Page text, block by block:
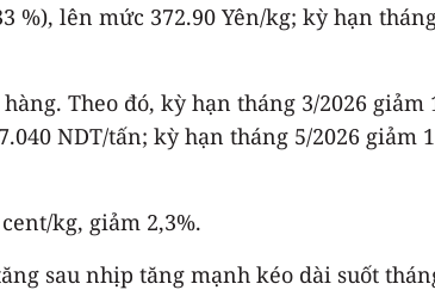
%), lên mức 372.90 Yên/kg; kỳ hạn
Theo đó, kỳ hạn tháng 3/2026 giảm
NDT/tấn; kỳ hạn tháng 5/2026 giảm
kg, giảm 2,3%.
sau nhịp tăng mạnh kéo dài suốt